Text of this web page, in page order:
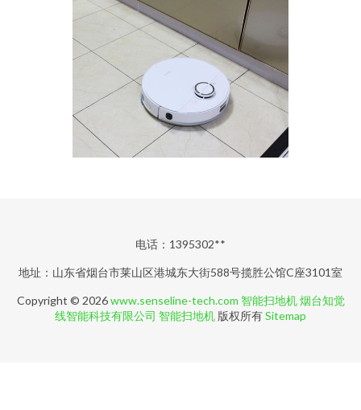
电话：1395302**
地址：山东省烟台市莱山区港城东大街588号揽胜公馆C座3101室
Copyright © 2026www.senseline-tech.com 智能扫地机 烟台知觉
线智能科技有限公司 智能扫地机 版权所有Sitemap